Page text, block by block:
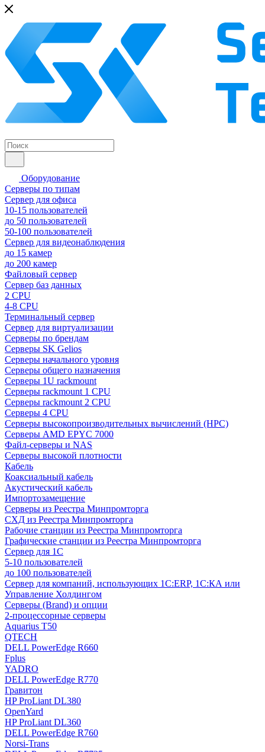
Оборудование
Серверы по типам
Сервер для офиса
10-15 пользователей
до 50 пользователей
50-100 пользователей
Сервер для видеонаблюдения
до 15 камер
до 200 камер
Файловый сервер
Сервер баз данных
2 CPU
4-8 CPU
Терминальный сервер
Сервер для виртуализации
Серверы по брендам
Серверы SK Gelios
Серверы начального уровня
Серверы общего назначения
Серверы 1U rackmount
Серверы rackmount 1 CPU
Серверы rackmount 2 CPU
Серверы 4 CPU
Серверы высокопроизводительных вычислений (HPC)
Серверы AMD EPYC 7000
Файл-серверы и NAS
Серверы высокой плотности
Кабель
Коаксиальный кабель
Акустический кабель
Импортозамещение
Серверы из Реестра Минпромторга
СХД из Реестра Минпромторга
Рабочие станции из Реестра Минпромторга
Графические станции из Реестра Минпромторга
Сервер для 1С
5-10 пользователей
до 100 пользователей
Сервер для компаний, использующих 1C:ERP, 1С:КА или
Управление Холдингом
Серверы (Brand) и опции
2-процессорные серверы
Aquarius T50
QTECH
DELL PowerEdge R660
Fplus
YADRO
DELL PowerEdge R770
Гравитон
HP ProLiant DL380
OpenYard
HP ProLiant DL360
DELL PowerEdge R760
Norsi-Trans